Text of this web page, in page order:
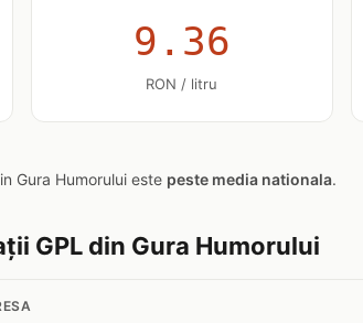
9.36
RON / litru
Gura Humorului este peste media nationala.
GPL din Gura Humorului